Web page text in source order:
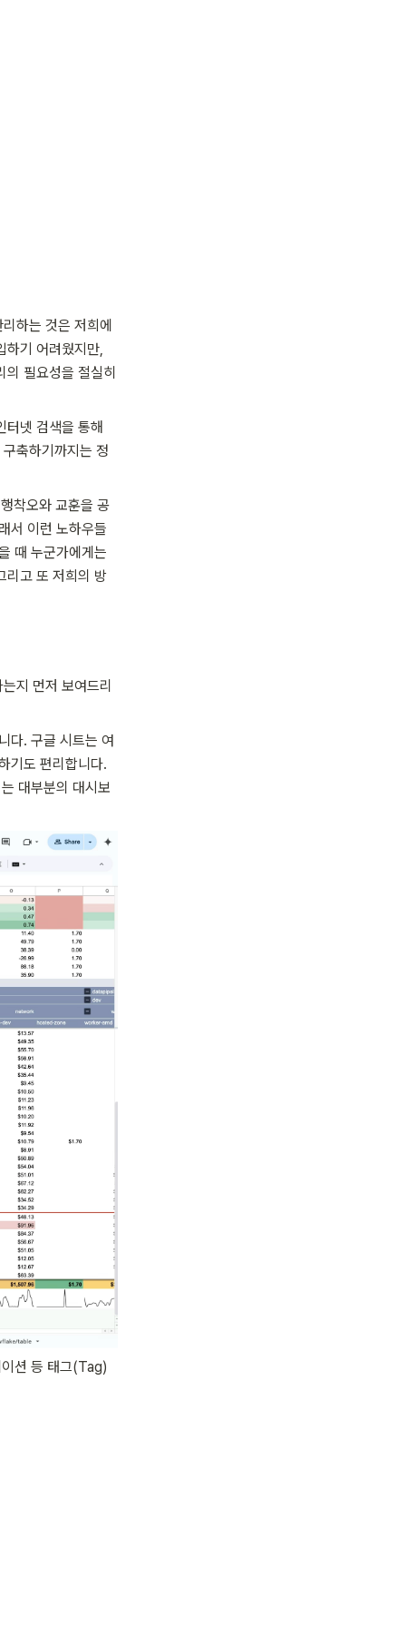
하는 것은 저희에
하기 어려웠지만,
필요성을 절실히
넷 검색을 통해
축하기까지는 정
착오와 교훈을 공
서 이런 노하우들
때 누군가에게는
리고 또 저희의 방
지 먼저 보여드리
다. 구글 시트는 여
기도 편리합니다.
대부분의 대시보
션 등 태그(Tag)